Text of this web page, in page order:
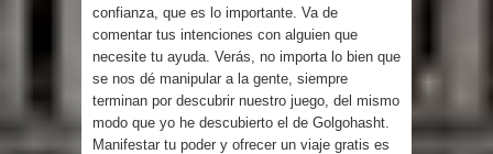
confianza, que es lo importante. Va de
comentar tus intenciones con alguien que
necesite tu ayuda. Verás, no importa lo bien que
se nos dé manipular a la gente, siempre
terminan por descubrir nuestro juego, del mismo
modo que yo he descubierto el de Golgohasht.
Manifestar tu poder y ofrecer un viaje gratis es